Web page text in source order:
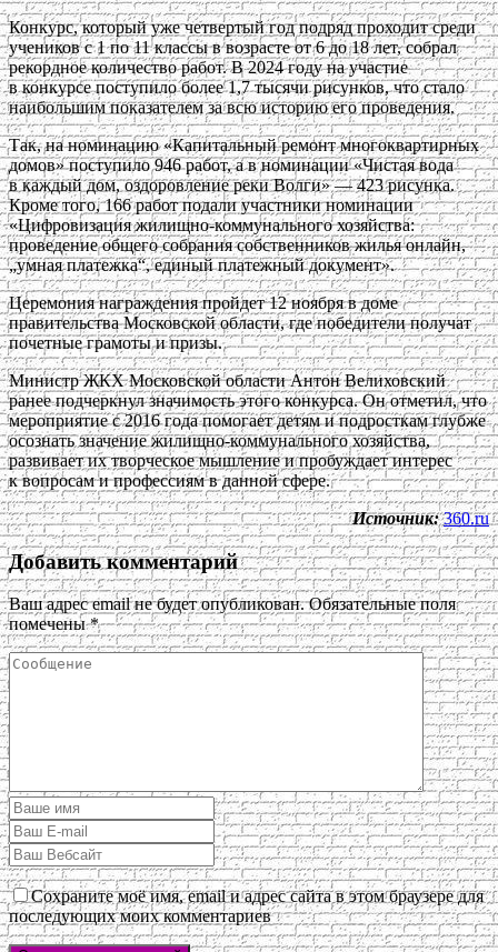
Конкурс, который уже четвертый год подряд проходит среди
учеников с 1 по 11 классы в возрасте от 6 до 18 лет, собрал
рекордное количество работ. В 2024 году на участие
в конкурсе поступило более 1,7 тысячи рисунков, что стало
наибольшим показателем за всю историю его проведения.
Так, на номинацию «Капитальный ремонт многоквартирных
домов» поступило 946 работ, а в номинации «Чистая вода
в каждый дом, оздоровление реки Волги» — 423 рисунка.
Кроме того, 166 работ подали участники номинации
«Цифровизация жилищно-коммунального хозяйства:
проведение общего собрания собственников жилья онлайн,
„умная платежка“, единый платежный документ».
Церемония награждения пройдет 12 ноября в доме
правительства Московской области, где победители получат
почетные грамоты и призы.
Министр ЖКХ Московской области Антон Велиховский
ранее подчеркнул значимость этого конкурса. Он отметил, что
мероприятие с 2016 года помогает детям и подросткам глубже
осознать значение жилищно-коммунального хозяйства,
развивает их творческое мышление и пробуждает интерес
к вопросам и профессиям в данной сфере.
Источник: 360.ru
Добавить комментарий
Ваш адрес email не будет опубликован. Обязательные поля
помечены*
Сохраните моё имя, email и адрес сайта в этом браузере для
последующих моих комментариев